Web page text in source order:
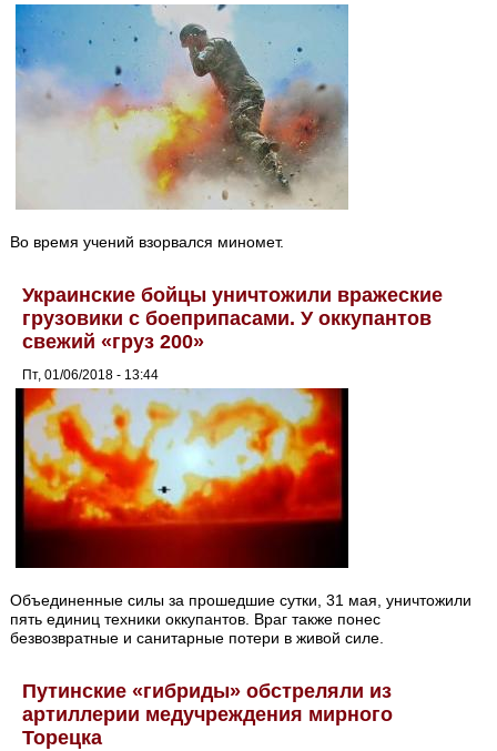
Во время учений взорвался миномет.
Украинские бойцы уничтожили вражеские
грузовики с боеприпасами. У оккупантов
свежий «груз 200»
Пт, 01/06/2018 - 13:44
Объединенные силы за прошедшие сутки, 31 мая, уничтожили
пять единиц техники оккупантов. Враг также понес
безвозвратные и санитарные потери в живой силе.
Путинские «гибриды» обстреляли из
артиллерии медучреждения мирного
Торецка